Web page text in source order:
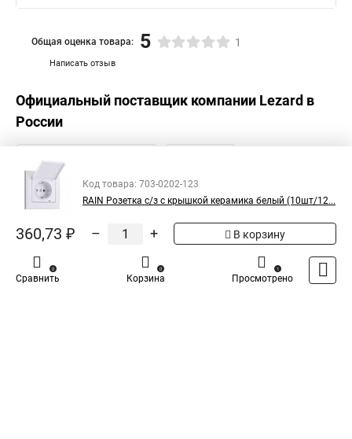
Написать отзыв
Общая оценка товара: 5 1
Официальный поставщик компании Lezard в
России
Код товара: 703-0202-123
RAIN Розетка с/з с крышкой керамика белый (10шт/12...
360,73 ₽ – + В корзину
Сравнить
0
Корзина
0
Просмотрено
1